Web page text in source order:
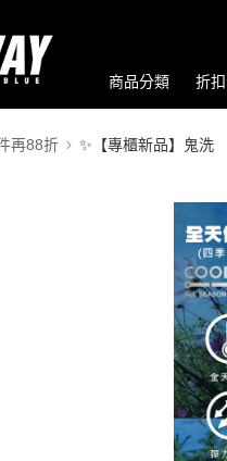
商品分類 折
再88折 ✨【專櫃新品】鬼洗